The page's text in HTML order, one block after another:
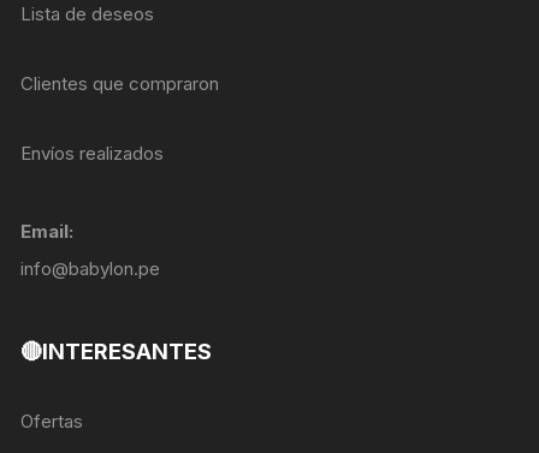
Lista de deseos
Clientes que compraron
Envíos realizados
Email:
info@babylon.pe
🔴INTERESANTES
Ofertas